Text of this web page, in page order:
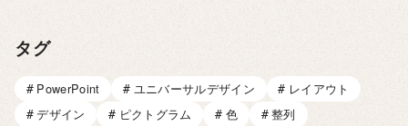
タグ
PowerPoint ユニバーサルデザイン
レイアウト
デザイン
ピクトグラム 色
整列